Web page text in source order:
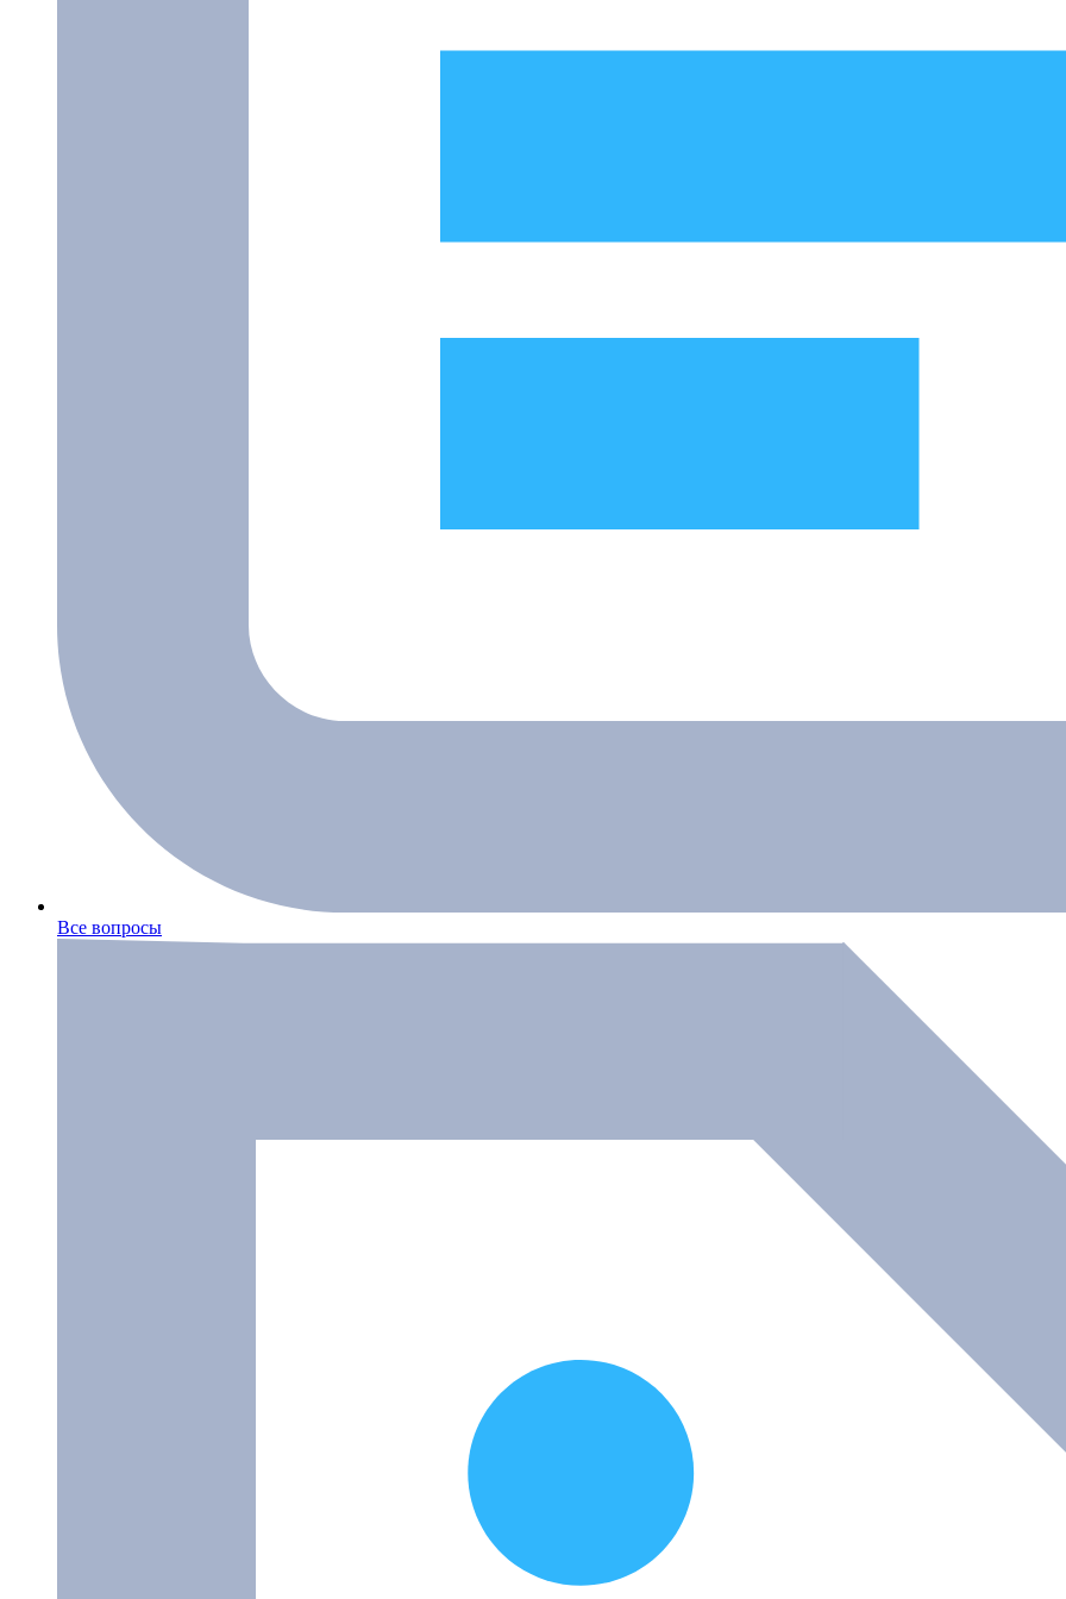
Все вопросы